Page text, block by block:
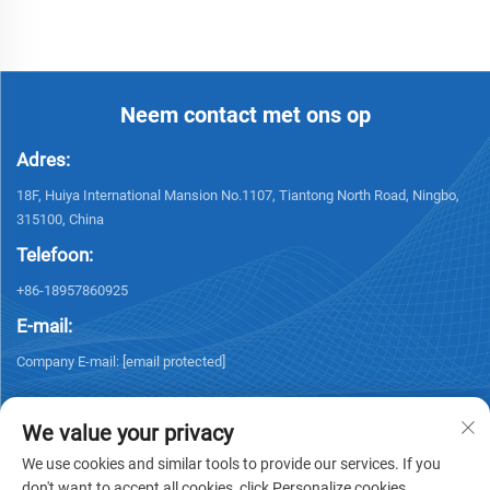
Neem contact met ons op
Adres:
18F, Huiya International Mansion No.1107, Tiantong North Road, Ningbo,
315100, China
Telefoon:
+86-18957860925
E-mail:
Company E-mail: [email protected]
We value your privacy
We use cookies and similar tools to provide our services. If you